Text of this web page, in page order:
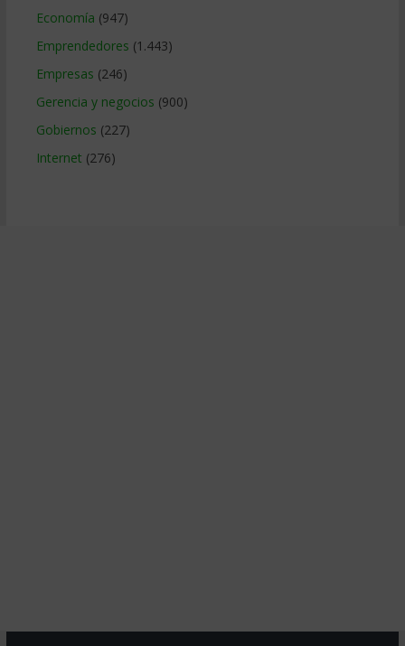
Economía (947)
Emprendedores (1.443)
Empresas (246)
Gerencia y negocios (900)
Gobiernos (227)
Internet (276)